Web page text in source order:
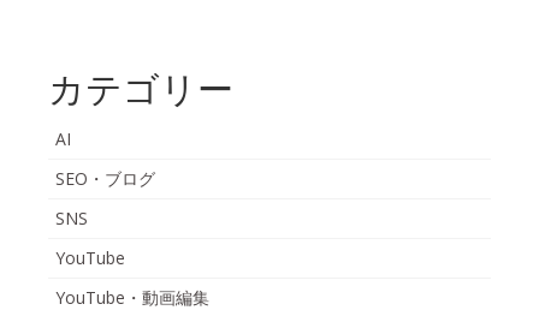
カテゴリー
AI
SEO・ブログ
SNS
YouTube
YouTube・動画編集